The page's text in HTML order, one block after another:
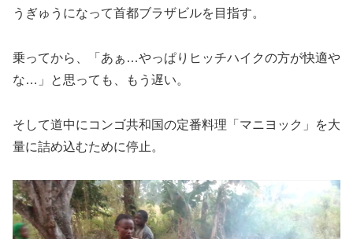
うぎゅうになって首都ブラザビルを目指す。
乗ってから、「あぁ…やっぱりヒッチハイクの方が快適や
な…」と思っても、もう遅い。
そして道中にコンゴ共和国の定番料理「マニヨック」を大
量に詰め込むために停止。